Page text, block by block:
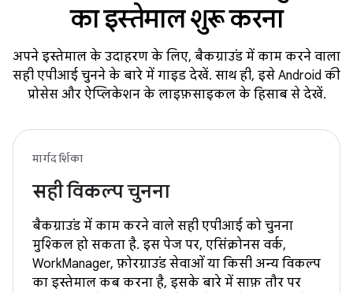
का इस्तेमाल शुरू करना
अपने इस्तेमाल के उदाहरण के लिए, बैकग्राउंड में काम करने वाला
सही एपीआई चुनने के बारे में गाइड देखें. साथ ही, इसे Android की
प्रोसेस और ऐप्लिकेशन के लाइफ़साइकल के हिसाब से देखें.
मार्गदर्शिका
सही विकल्प चुनना
बैकग्राउंड में काम करने वाले सही एपीआई को चुनना
मुश्किल हो सकता है. इस पेज पर, एसिंक्रोनस वर्क,
WorkManager, फ़ोरग्राउंड सेवाओं या किसी अन्य विकल्प
का इस्तेमाल कब करना है, इसके बारे में साफ़ तौर पर